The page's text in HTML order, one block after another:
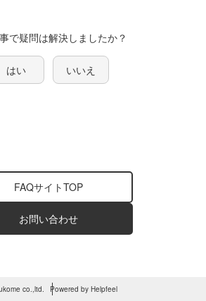
で疑問は解決しましたか？
はい いいえ
FAQサイトTOP
お問い合わせ
co.,ltd. Powered by Helpfeel